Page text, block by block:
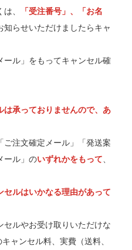
は、
「受注番号」、「お名
知らせいただけましたらキャ
ール」をもってキャンセル確
は承っておりませんので、あ
ご注文確定メール」「発送案
ール」のいずれかをもって
ルはいかなる理由があって
ルやお受け取りいただけな
ャンセル料、実費（送料、